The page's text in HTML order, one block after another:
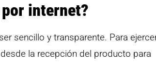
internet?
sencillo y transparente. Para
la recepción del producto para